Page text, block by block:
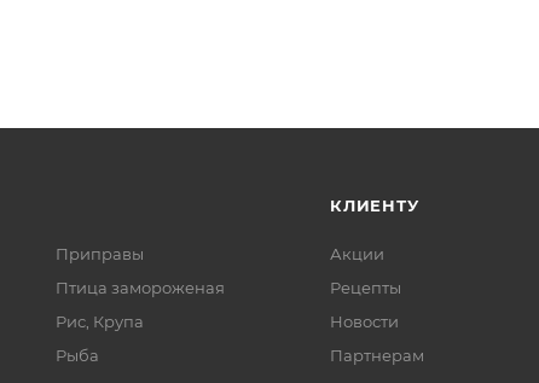
Приправы
Птица замороженая
Рис, Крупа
Рыба
КЛИЕНТУ
Акции
Рецепты
Новости
Партнерам